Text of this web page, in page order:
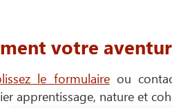
votre
le formulaireou
apprentissage, nature et